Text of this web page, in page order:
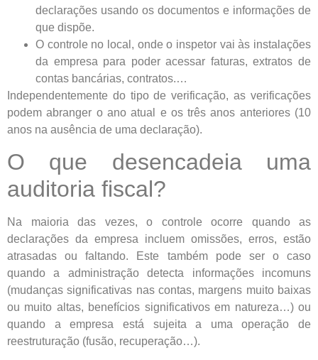
declarações usando os documentos e informações de
que dispõe.
O controle no local, onde o inspetor vai às instalações
da empresa para poder acessar faturas, extratos de
contas bancárias, contratos.…
Independentemente do tipo de verificação, as verificações
podem abranger o ano atual e os três anos anteriores (10
anos na ausência de uma declaração).
O que desencadeia uma
auditoria fiscal?
Na maioria das vezes, o controle ocorre quando as
declarações da empresa incluem omissões, erros, estão
atrasadas ou faltando. Este também pode ser o caso
quando a administração detecta informações incomuns
(mudanças significativas nas contas, margens muito baixas
ou muito altas, benefícios significativos em natureza…) ou
quando a empresa está sujeita a uma operação de
reestruturação (fusão, recuperação…).